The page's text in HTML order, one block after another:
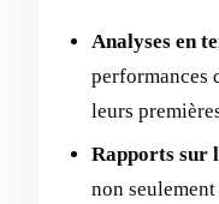
Analyses en
performances
leurs
Rapports sur
non